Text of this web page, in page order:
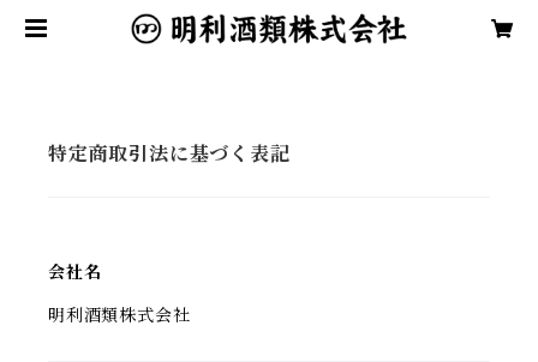
特定商取引法に基づく表記
会社名
明利酒類株式会社